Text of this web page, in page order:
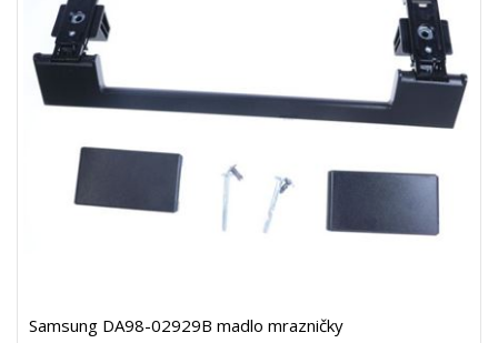
Samsung DA98-02929B madlo mrazničky